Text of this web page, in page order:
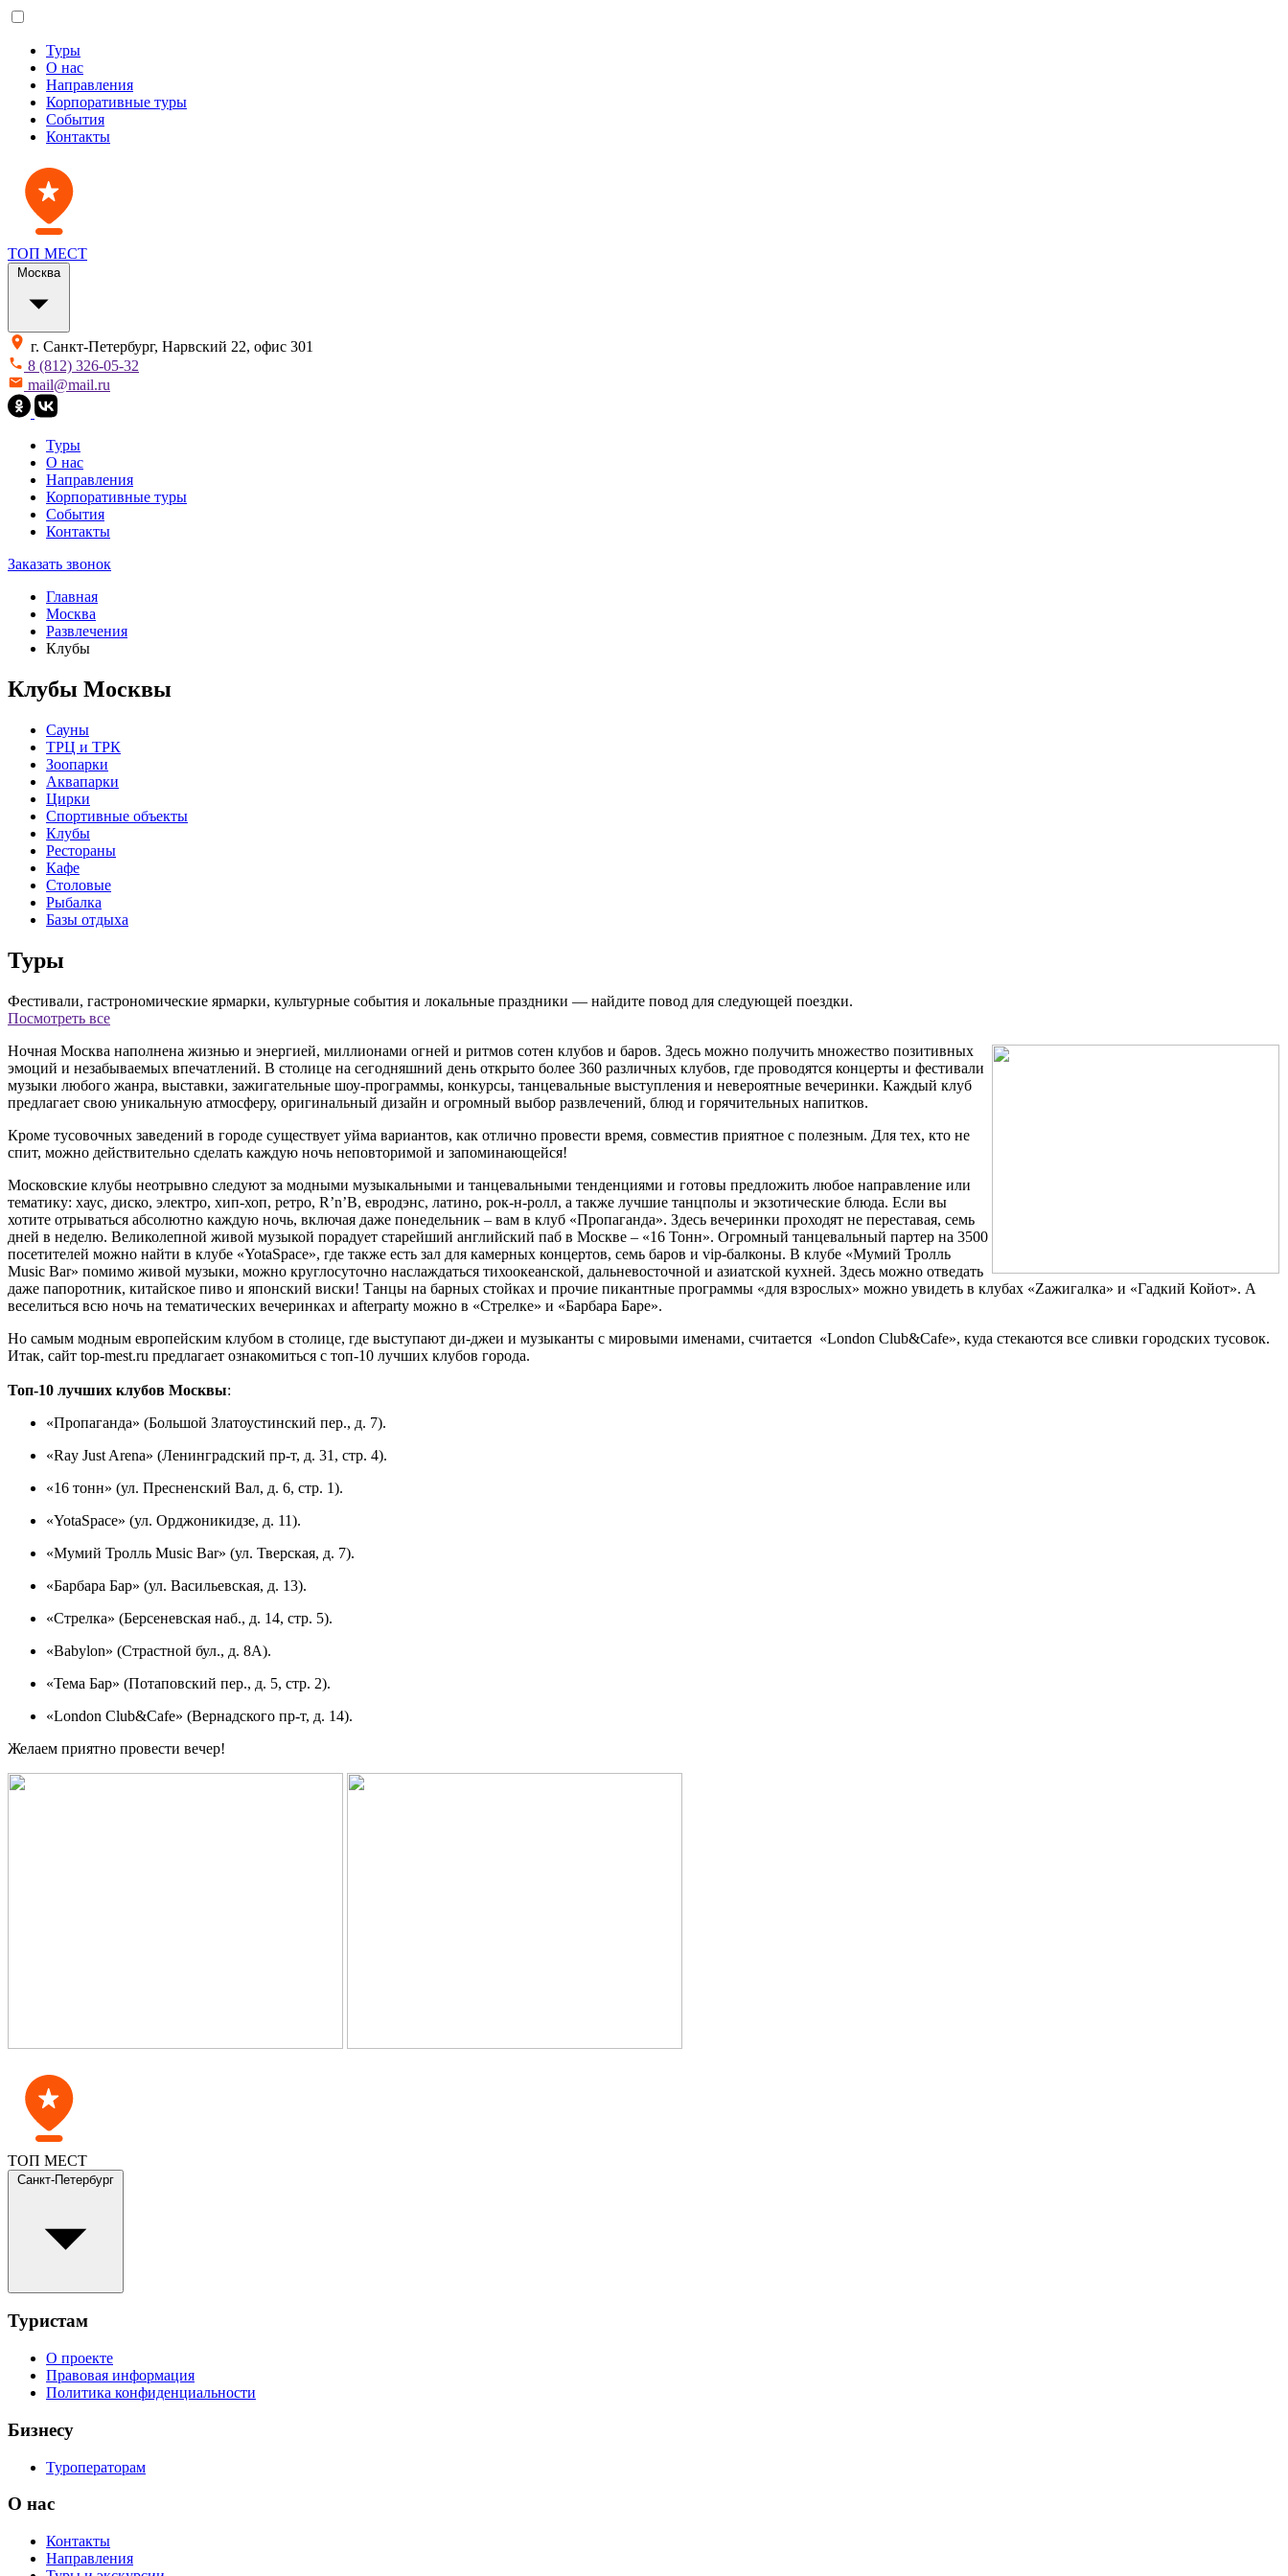
Туры
О нас
Направления
Корпоративные туры
События
Контакты
ТОП МЕСТ
Москва
г. Санкт-Петербург, Нарвский 22, офис 301
8 (812) 326-05-32
mail@mail.ru
Туры
О нас
Направления
Корпоративные туры
События
Контакты
Заказать звонок
Главная
Москва
Развлечения
Клубы
Клубы Москвы
Сауны
ТРЦ и ТРК
Зоопарки
Аквапарки
Цирки
Спортивные объекты
Клубы
Рестораны
Кафе
Столовые
Рыбалка
Базы отдыха
Туры
Фестивали, гастрономические ярмарки, культурные события и локальные праздники — найдите повод для следующей поездки.
Посмотреть все
Ночная Москва наполнена жизнью и энергией, миллионами огней и ритмов сотен клубов и баров. Здесь можно получить множество позитивных
эмоций и незабываемых впечатлений. В столице на сегодняшний день открыто более 360 различных клубов, где проводятся концерты и фестивали
музыки любого жанра, выставки, зажигательные шоу-программы, конкурсы, танцевальные выступления и невероятные вечеринки. Каждый клуб
предлагает свою уникальную атмосферу, оригинальный дизайн и огромный выбор развлечений, блюд и горячительных напитков.
Кроме тусовочных заведений в городе существует уйма вариантов, как отлично провести время, совместив приятное с полезным. Для тех, кто не
спит, можно действительно сделать каждую ночь неповторимой и запоминающейся!
Московские клубы неотрывно следуют за модными музыкальными и танцевальными тенденциями и готовы предложить любое направление или
тематику: хаус, диско, электро, хип-хоп, ретро, R’n’B, евродэнс, латино, рок-н-ролл, а также лучшие танцполы и экзотические блюда. Если вы
хотите отрываться абсолютно каждую ночь, включая даже понедельник – вам в клуб «Пропаганда». Здесь вечеринки проходят не переставая, семь
дней в неделю. Великолепной живой музыкой порадует старейший английский паб в Москве – «16 Тонн». Огромный танцевальный партер на 3500
посетителей можно найти в клубе «YotaSpace», где также есть зал для камерных концертов, семь баров и vip-балконы. В клубе «Мумий Тролль
Music Bar» помимо живой музыки, можно круглосуточно наслаждаться тихоокеанской, дальневосточной и азиатской кухней. Здесь можно отведать
даже папоротник, китайское пиво и японский виски! Танцы на барных стойках и прочие пикантные программы «для взрослых» можно увидеть в клубах «Zажигалка» и «Гадкий Койот». А
веселиться всю ночь на тематических вечеринках и afterparty можно в «Стрелке» и «Барбара Баре».
Но самым модным европейским клубом в столице, где выступают ди-джеи и музыканты с мировыми именами, считается «London Club&Cafe», куда стекаются все сливки городских тусовок.
Итак, сайт top-mest.ru предлагает ознакомиться с топ-10 лучших клубов города.
Топ-10 лучших клубов Москвы:
«Пропаганда» (Большой Златоустинский пер., д. 7).
«Ray Just Arena» (Ленинградский пр-т, д. 31, стр. 4).
«16 тонн» (ул. Пресненский Вал, д. 6, стр. 1).
«YotaSpace» (ул. Орджоникидзе, д. 11).
«Мумий Тролль Music Bar» (ул. Тверская, д. 7).
«Барбара Бар» (ул. Васильевская, д. 13).
«Стрелка» (Берсеневская наб., д. 14, стр. 5).
«Babylon» (Страстной бул., д. 8А).
«Тема Бар» (Потаповский пер., д. 5, стр. 2).
«London Club&Cafe» (Вернадского пр-т, д. 14).
Желаем приятно провести вечер!
ТОП МЕСТ
Санкт-Петербург
Туристам
О проекте
Правовая информация
Политика конфиденциальности
Бизнесу
Туроператорам
О нас
Контакты
Направления